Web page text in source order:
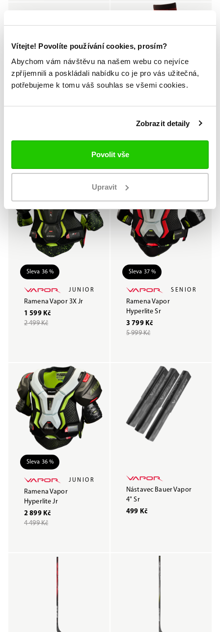
Vítejte! Povolíte používání cookies, prosím?
Abychom vám návštěvu na našem webu co nejvíce
zpříjemnili a poskládali nabídku co je pro vás užitečná,
potřebujeme k tomu váš souhlas se všemi cookies.
Zobrazit detaily
Povolit vše
Upravit
28 599 Kč
SENIOR
Sleva 36 %
JUNIOR
Ramena Vapor 3X Jr
1 599 Kč
2 499 Kč
Sleva 37 %
SENIOR
Ramena Vapor
Hyperlite Sr
3 799 Kč
5 999 Kč
Sleva 36 %
JUNIOR
Ramena Vapor
Hyperlite Jr
2 899 Kč
4 499 Kč
Nástavec Bauer Vapor
4" Sr
499 Kč